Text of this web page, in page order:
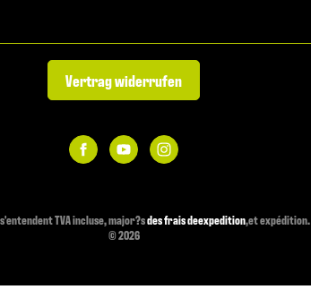
Vertrag widerrufen
TVA incluse, major?sdes frais deexpedition,et expédition.
© 2026